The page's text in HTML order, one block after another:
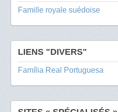
Famille royale suédoise
LIENS "DIVERS"
Família Real Portuguesa